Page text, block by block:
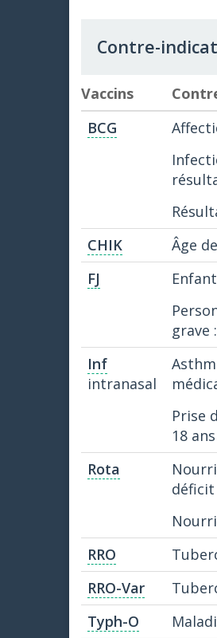
Contre-
Vaccins
BCG
CHIK
Âge
FJ
grave
Inf
intranasal
Prise
18
Rota
RRO
RRO-Var
Typh-O